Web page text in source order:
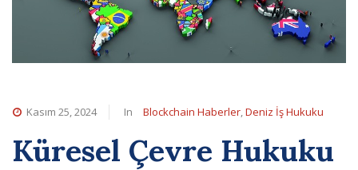
Kasım 25, 2024 In Blockchain Haberler,Deniz İş Hukuku
Küresel Çevre Hukuku